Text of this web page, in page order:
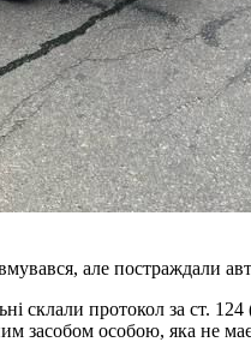
але постраждали
склали протокол за ст.
засобом особою, яка не